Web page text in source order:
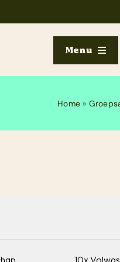
Menu
Home »
10x